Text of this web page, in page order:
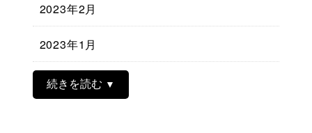
2023年2月
2023年1月
続きを読む